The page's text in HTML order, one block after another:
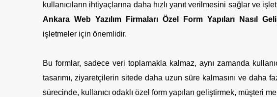
kullanıcıların ihtiyaçlarına daha hızlı yanıt verilmesini sağlar ve
Ankara Web Yazılım Firmaları Özel Form Yapıları Nasıl
işletmeler için önemlidir.
Bu formlar, sadece veri toplamakla kalmaz, aynı zamanda
tasarımı, ziyaretçilerin sitede daha uzun süre kalmasını ve daha
sürecinde, kullanıcı odaklı özel form yapıları geliştirmek, müşteri